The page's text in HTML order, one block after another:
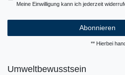
Meine Einwilligung kann ich jederzeit
Abonnieren
** Hierbei
Umweltbewusstsein